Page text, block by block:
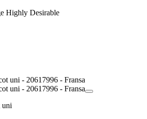
Highly Desirable
uni